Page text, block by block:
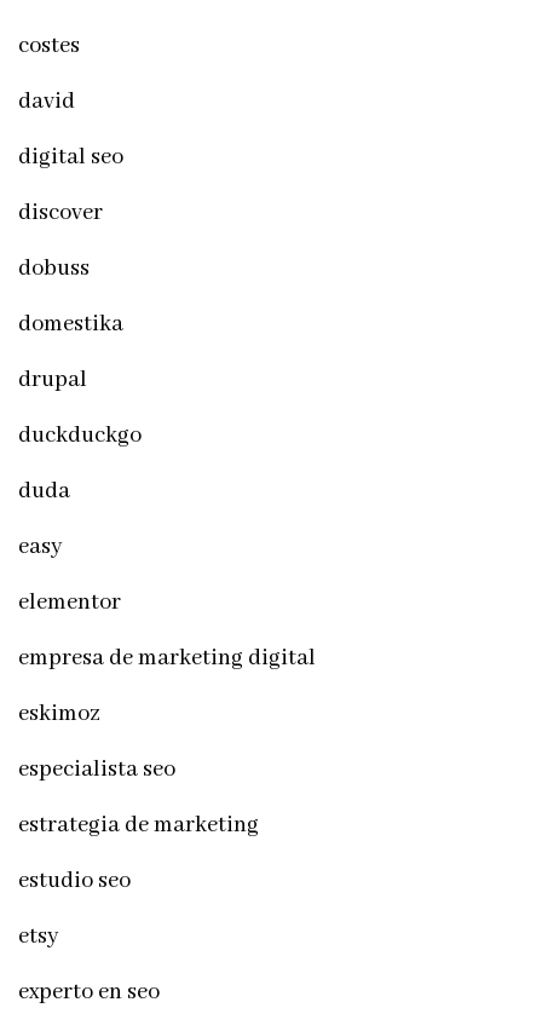
costes
david
digital seo
discover
dobuss
domestika
drupal
duckduckgo
duda
easy
elementor
empresa de marketing digital
eskimoz
especialista seo
estrategia de marketing
estudio seo
etsy
experto en seo